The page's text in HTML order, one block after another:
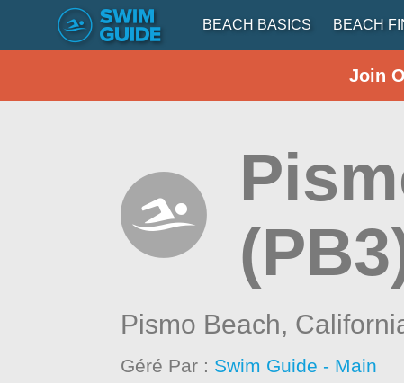
BEACH BASICS BEACH
Join
Pismo Beach,
Géré Par : Swim Guide - Main